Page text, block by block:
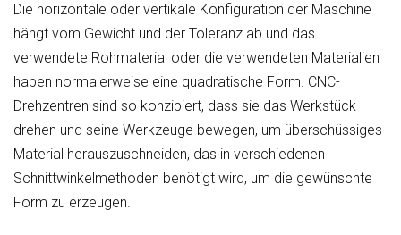
Die horizontale oder vertikale Konfiguration der Maschine
hängt vom Gewicht und der Toleranz ab und das
verwendete Rohmaterial oder die verwendeten Materialien
haben normalerweise eine quadratische Form. CNC-
Drehzentren sind so konzipiert, dass sie das Werkstück
drehen und seine Werkzeuge bewegen, um überschüssiges
Material herauszuschneiden, das in verschiedenen
Schnittwinkelmethoden benötigt wird, um die gewünschte
Form zu erzeugen.